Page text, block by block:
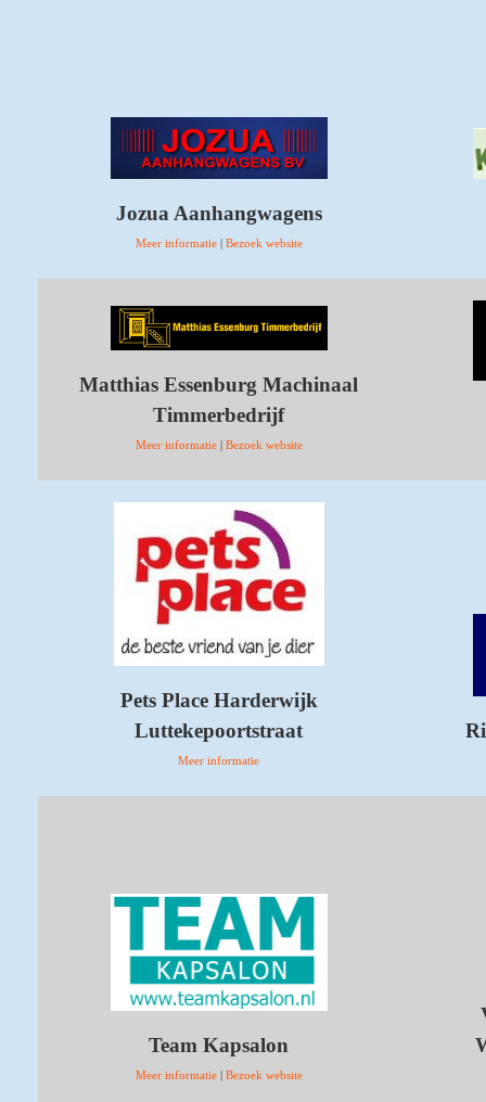
Jozua Aanhangwagens
Meer informatie| Bezoek website
Matthias Essenburg Machinaal
Timmerbedrijf
Meer informatie| Bezoek website
Pets Place Harderwijk
Luttekepoortstraat
Meer informatie
Team Kapsalon
Meer informatie| Bezoek website